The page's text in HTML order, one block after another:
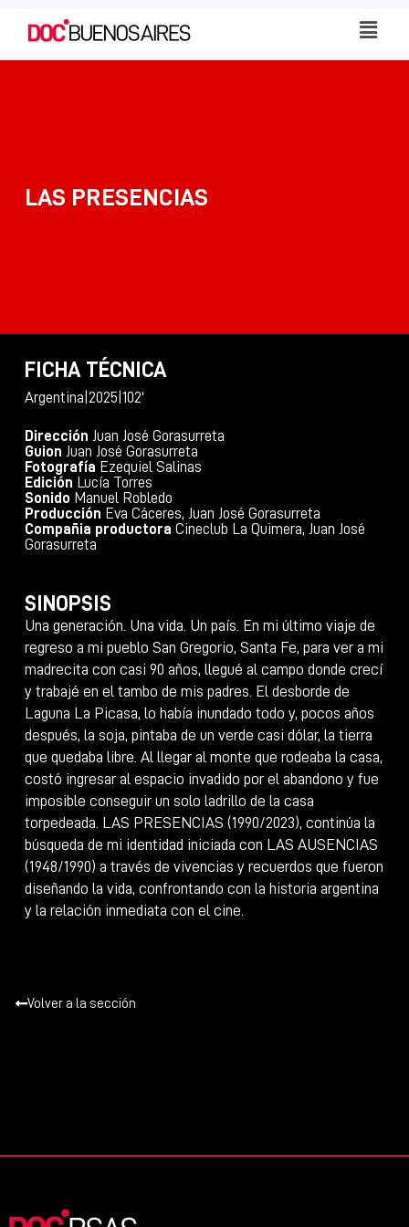
LAS PRESENCIAS
FICHA TÉCNICA
Argentina 2025 102'
Dirección Juan José Gorasurreta
Guion Juan José Gorasurreta
Fotografía Ezequiel Salinas
Edición Lucía Torres
Sonido Manuel Robledo
Producción Eva Cáceres, Juan José Gorasurreta
Compañia productora Cineclub La Quimera, Juan José
Gorasurreta
SINOPSIS
Una generación. Una vida. Un país. En mi último viaje de
regreso a mi pueblo San Gregorio, Santa Fe, para ver a mi
madrecita con casi 90 años, llegué al campo donde crecí
y trabajé en el tambo de mis padres. El desborde de
Laguna La Picasa, lo había inundado todo y, pocos años
después, la soja, pintaba de un verde casi dólar, la tierra
que quedaba libre. Al llegar al monte que rodeaba la casa,
costó ingresar al espacio invadido por el abandono y fue
imposible conseguir un solo ladrillo de la casa
torpedeada. LAS PRESENCIAS (1990/2023), continúa la
búsqueda de mi identidad iniciada con LAS AUSENCIAS
(1948/1990) a través de vivencias y recuerdos que fueron
diseñando la vida, confrontando con la historia argentina
y la relación inmediata con el cine.
Volver a la sección